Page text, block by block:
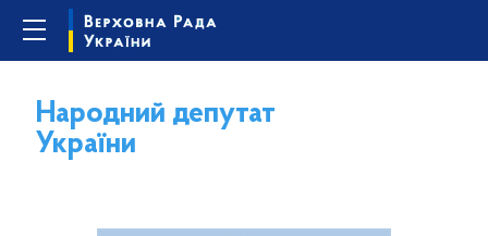
Народний депутат
України